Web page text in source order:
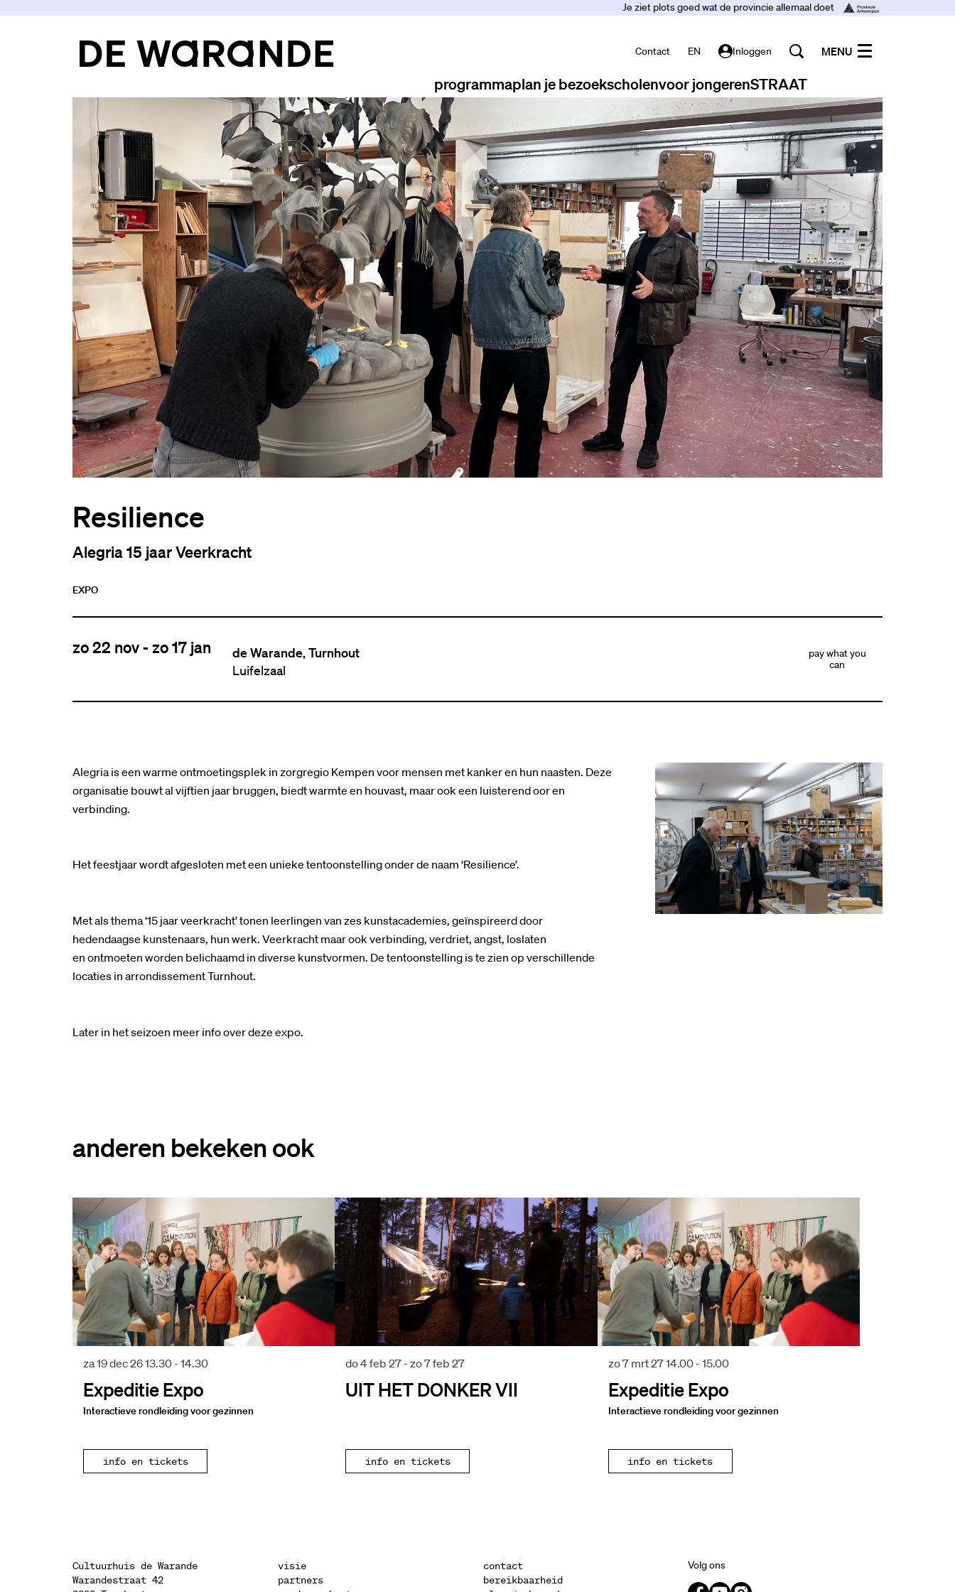
Je ziet plots goed wat de provincie allemaal doet
Contact EN Inloggen
programmaplan je bezoekscholenvoor jongerenSTRAAT
MENU
Resilience
Alegria 15 jaar Veerkracht
EXPO
zo 22 nov- zo 17 jan
de Warande, Turnhout
Luifelzaal
pay what you
can
Alegria is een warme ontmoetingsplek in zorgregio Kempen voor mensen met kanker en hun naasten. Deze
organisatie bouwt al vijftien jaar bruggen, biedt warmte en houvast, maar ook een luisterend oor en
verbinding.
Het feestjaar wordt afgesloten met een unieke tentoonstelling onder de naam ‘Resilience’.
Met als thema ‘15 jaar veerkracht’ tonen leerlingen van zes kunstacademies, geïnspireerd door
hedendaagse kunstenaars, hun werk. Veerkracht maar ook verbinding, verdriet, angst, loslaten
en ontmoeten worden belichaamd in diverse kunstvormen. De tentoonstelling is te zien op verschillende
locaties in arrondissement Turnhout.
Later in het seizoen meer info over deze expo.
anderen bekeken ook
Expeditie Expo
Interactieve rondleiding voor gezinnen
za 19 dec 2613.30 - 14.30
info en tickets
UIT HET DONKER VII
do 4 feb 27-zo 7 feb 27
info en tickets
Expeditie Expo
Interactieve rondleiding voor gezinnen
zo 7 mrt 2714.00 - 15.00
info en tickets
Cultuurhuis de Warande
Warandestraat 42
visie
partners
contact
bereikbaarheid
Volg ons